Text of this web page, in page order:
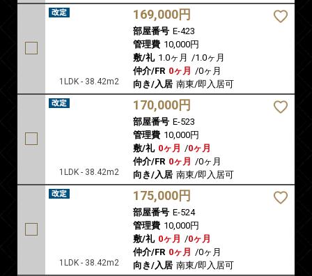
1LDK - 38.42m2
169,000円
部屋番号 E-423
管理費 10,000円
敷/礼 1.0ヶ月 /1.0ヶ月
仲介/FR 0ヶ月 /0ヶ月
向き/入居 南東/即入居可
1LDK - 38.42m2
170,000円
部屋番号 E-523
管理費 10,000円
敷/礼 0ヶ月 /0ヶ月
仲介/FR 0ヶ月 /0ヶ月
向き/入居 南東/即入居可
1LDK - 38.42m2
175,000円
部屋番号 E-524
管理費 10,000円
敷/礼 0ヶ月 /0ヶ月
仲介/FR 0ヶ月 /0ヶ月
向き/入居 南東/即入居可